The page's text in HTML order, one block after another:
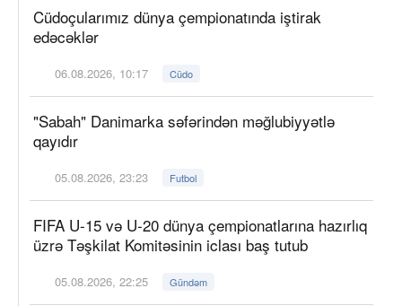
Cüdoçularımız dünya çempionatında iştirak
edəcəklər
06.08.2026, 10:17 Cüdo
"Sabah" Danimarka səfərindən məğlubiyyətlə
qayıdır
05.08.2026, 23:23 Futbol
FIFA U-15 və U-20 dünya çempionatlarına hazırlıq
üzrə Təşkilat Komitəsinin iclası baş tutub
05.08.2026, 22:25 Gündəm